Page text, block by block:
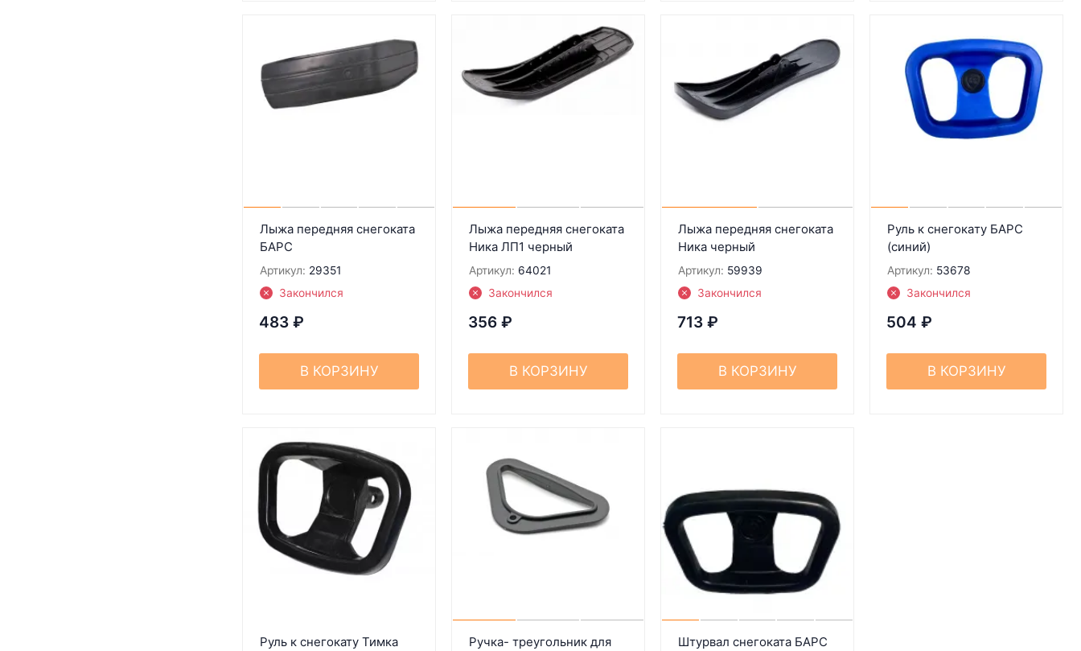
Лыжа передняя снегоката
БАРС
Артикул: 29351
Закончился
483 ₽
В КОРЗИНУ
Лыжа передняя снегоката
Ника ЛП1 черный
Артикул: 64021
Закончился
356 ₽
В КОРЗИНУ
Лыжа передняя снегоката
Ника черный
Артикул: 59939
Закончился
713 ₽
В КОРЗИНУ
Руль к снегокaту БАРС
(синий)
Артикул: 53678
Закончился
504 ₽
В КОРЗИНУ
Руль к снегокату Тимка
Ручка- треугольник для
Штурвал снегоката БАРС